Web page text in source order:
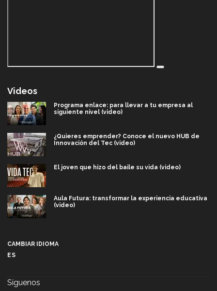
Videos
Programa enlace: para llevar a tu empresa al
siguiente nivel (video)
¿Quieres emprender? Conoce el nuevo HUB de
Innovación del Tec (video)
El joven que hizo del baile su vida (video)
Aula Futura: transformar la experiencia educativa
(video)
CAMBIAR IDIOMA
ES
Síguenos